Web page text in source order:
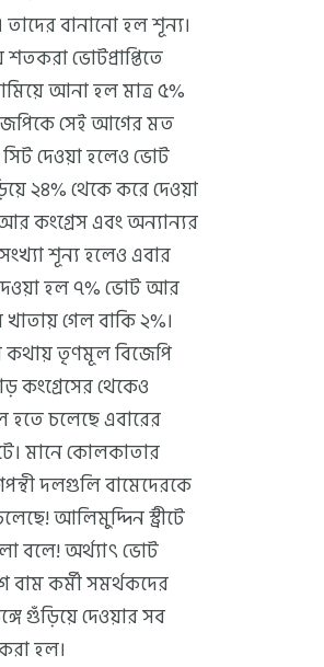
বানানো হল শূন্য।
ভোটপ্রাপ্তিতে
আনা হল মাত্র ৫%
সেই আগের মত
সিট দেওয়া হলেও ভোট
২৪% থেকে করে দেওয়া
কংগ্রেস এবং অন্যান্যর
শূন্য হলেও এবার
হল ৭% ভোট আর
গেল বাকি ২%।
কথায় তৃণমূল বিজেপি
কংগ্রেসের থেকেও
হতে চলেছে এবারের
মানে কোলকাতার
দলগুলি বামেদেরকে
আলিমুদ্দিন স্ট্রীটে
বলে! অর্থ্যাৎ ভোট
কর্মী সমর্থকদের
গুঁড়িয়ে দেওয়ার সব
হল।